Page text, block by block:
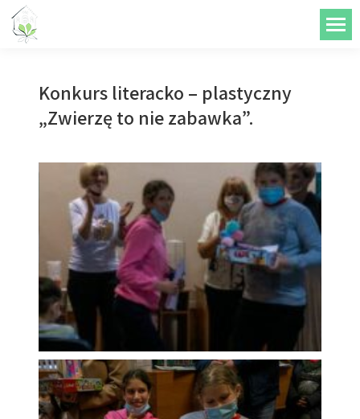
treści
Konkurs literacko – plastyczny
„Zwierzę to nie zabawka”.